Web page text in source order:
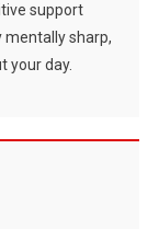
support
sharp,
your day.